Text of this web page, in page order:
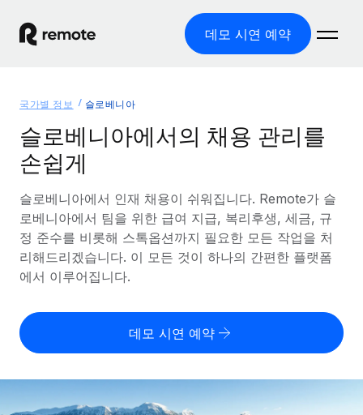
데모 시연 예약
글로벌 고용
글로벌 급여
규정을 준수하며 급여 지급을 손쉽게 처리
기록상 고용주(EOR)
법인 설립 비용 없이 전 세계로 사업을 확장
PEO
솔루션
글로벌 서비스 제공
국가별 정보
국가별 글로벌 채용 지원 알아보기
미국 주별 정보
Remote와 다른 솔루션 비교
다른 업체들과 비교해보기
성장 단계
리소스
도구 및 계산기
오분류 리스크 평가 도구
국가별 총 인건비 계산
요금
한국어
English
Nederlands
국가별 정보 슬로베니아
슬로베니아에서의 채용 관리를
손쉽게
슬로베니아에서 인재 채용이 쉬워집니다. Remote가 슬
로베니아에서 팀을 위한 급여 지급, 복리후생, 세금, 규
정 준수를 비롯해 스톡옵션까지 필요한 모든 작업을 처
리해드리겠습니다. 이 모든 것이 하나의 간편한 플랫폼
에서 이루어집니다.
데모 시연 예약